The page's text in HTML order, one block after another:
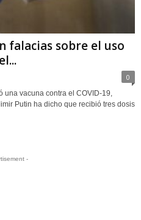
falacias sobre el uso
0
vacuna contra el COVID-19,
Putin ha dicho que recibió tres dosis
-